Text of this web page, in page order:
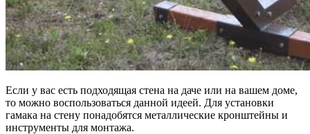
Если у вас есть подходящая стена на даче или на вашем доме,
то можно воспользоваться данной идеей. Для установки
гамака на стену понадобятся металлические кронштейны и
инструменты для монтажа.